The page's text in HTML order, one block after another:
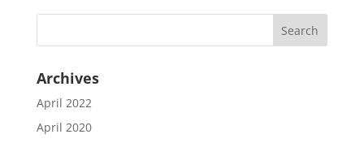
Archives
April 2022
April 2020